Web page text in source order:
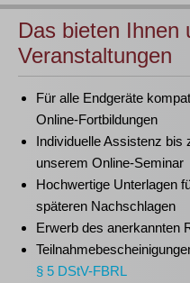
Das bieten Ihnen
Veranstaltungen
Für alle Endgeräte
Online-Fortbildungen
Individuelle Assistenz bis
unserem Online-Seminar
Hochwertige Unterlagen
späteren Nachschlagen
Erwerb des anerkannten
§ 5 DStV-FBRL